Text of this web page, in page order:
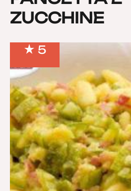
ZUCCHINE
5